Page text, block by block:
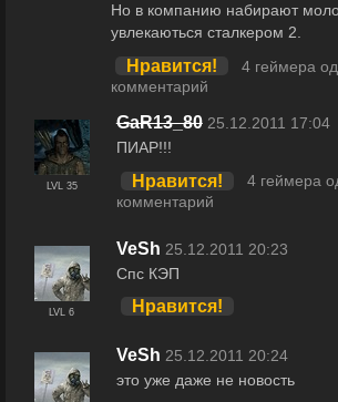
Но в компанию набирают
увлекаються сталкером 2.
Нравится!
4 геймера
комментарий
LVL 35
GaR13_80 25.12.2011 17:04
ПИАР!!!
Нравится!
4 геймера
комментарий
LVL 6
VeSh 25.12.2011 20:23
Спс КЭП
Нравится!
VeSh 25.12.2011 20:24
это уже даже не новость